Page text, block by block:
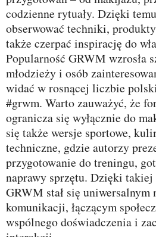
codzienne rytuały. Dzięki
obserwować techniki,
także czerpać inspirację do
Popularność GRWM wzrosła
młodzieży i osób
widać w rosnącej liczbie
#grwm. Warto zauważyć, że
ogranicza się wyłącznie do
się także wersje sportowe,
techniczne, gdzie autorzy
przygotowanie do treningu,
naprawy sprzętu. Dzięki
GRWM stał się uniwersalnym
komunikacji, łączącym
wspólnego doświadczenia i